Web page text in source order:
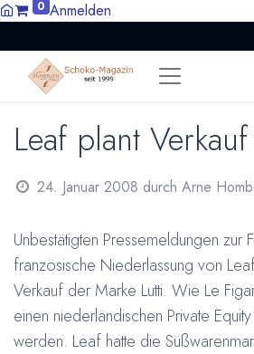
0 Anmelden
Leaf plant
24. Januar 2008 durch Arne
Unbestätigten Pressemeldungen zur
französische Niederlassung von
Verkauf der Marke Lutti. Wie Le
einen niederländischen Private
werden. Leaf hatte die